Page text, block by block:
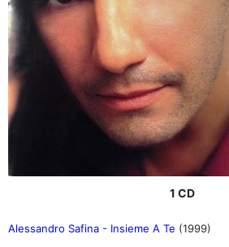
1 CD
Alessandro Safina - Insieme A Te (1999)